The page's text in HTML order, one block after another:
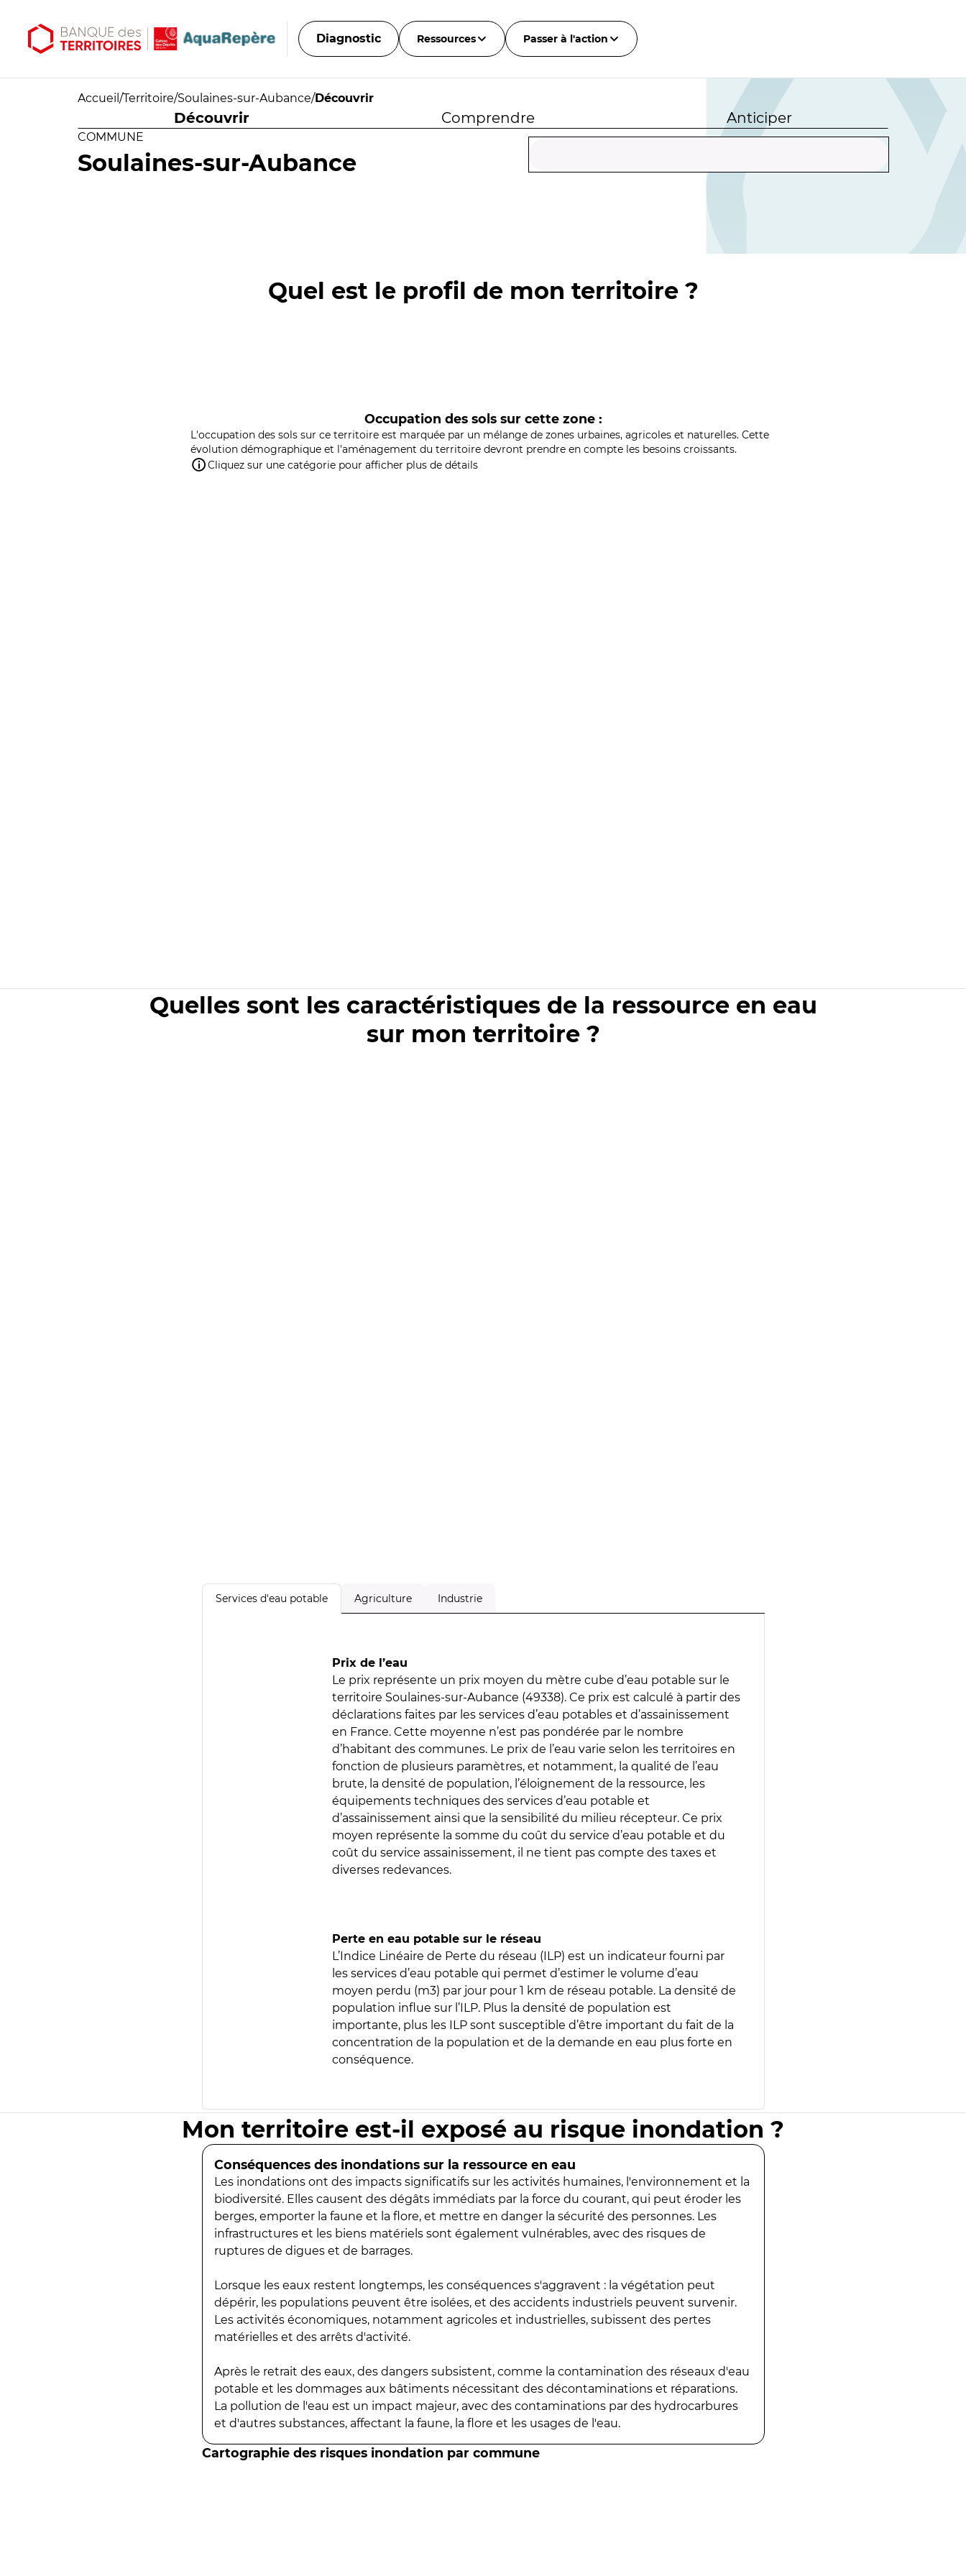
Diagnostic Ressources Passer à l'action
Accueil /Territoire/Soulaines-sur-Aubance/Découvrir
Découvrir Comprendre Anticiper
COMMUNE
Soulaines-sur-Aubance
Quel est le profil de mon territoire ?
Occupation des sols sur cette zone :
L'occupation des sols sur ce territoire est marquée par un mélange de zones urbaines, agricoles et naturelles. Cette
évolution démographique et l'aménagement du territoire devront prendre en compte les besoins croissants.
Cliquez sur une catégorie pour afficher plus de détails
Quelles sont les caractéristiques de la ressource en eau
sur mon territoire ?
Services d'eau potable Agriculture Industrie
Prix de l’eau
Le prix représente un prix moyen du mètre cube d’eau potable sur le
territoire Soulaines-sur-Aubance (49338). Ce prix est calculé à partir des
déclarations faites par les services d’eau potables et d’assainissement
en France. Cette moyenne n’est pas pondérée par le nombre
d’habitant des communes. Le prix de l’eau varie selon les territoires en
fonction de plusieurs paramètres, et notamment, la qualité de l’eau
brute, la densité de population, l’éloignement de la ressource, les
équipements techniques des services d’eau potable et
d’assainissement ainsi que la sensibilité du milieu récepteur. Ce prix
moyen représente la somme du coût du service d’eau potable et du
coût du service assainissement, il ne tient pas compte des taxes et
diverses redevances.
Perte en eau potable sur le réseau
L’Indice Linéaire de Perte du réseau (ILP) est un indicateur fourni par
les services d’eau potable qui permet d’estimer le volume d’eau
moyen perdu (m3) par jour pour 1 km de réseau potable. La densité de
population influe sur l’ILP. Plus la densité de population est
importante, plus les ILP sont susceptible d’être important du fait de la
concentration de la population et de la demande en eau plus forte en
conséquence.
Mon territoire est-il exposé au risque inondation ?
Conséquences des inondations sur la ressource en eau
Les inondations ont des impacts significatifs sur les activités humaines, l'environnement et la
biodiversité. Elles causent des dégâts immédiats par la force du courant, qui peut éroder les
berges, emporter la faune et la flore, et mettre en danger la sécurité des personnes. Les
infrastructures et les biens matériels sont également vulnérables, avec des risques de
ruptures de digues et de barrages.
Lorsque les eaux restent longtemps, les conséquences s'aggravent : la végétation peut
dépérir, les populations peuvent être isolées, et des accidents industriels peuvent survenir.
Les activités économiques, notamment agricoles et industrielles, subissent des pertes
matérielles et des arrêts d'activité.
Après le retrait des eaux, des dangers subsistent, comme la contamination des réseaux d'eau
potable et les dommages aux bâtiments nécessitant des décontaminations et réparations.
La pollution de l'eau est un impact majeur, avec des contaminations par des hydrocarbures
et d'autres substances, affectant la faune, la flore et les usages de l'eau.
Cartographie des risques inondation par commune